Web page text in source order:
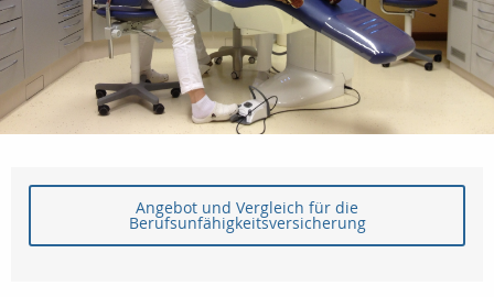
Angebot und Vergleich für die
Berufsunfähigkeitsversicherung